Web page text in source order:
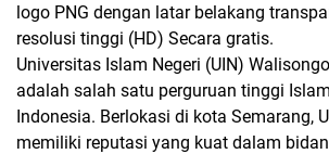
logo PNG dengan latar belakang
resolusi tinggi (HD) Secara gratis.
Universitas Islam Negeri (UIN)
adalah salah satu perguruan tinggi
Indonesia. Berlokasi di kota Semarang,
memiliki reputasi yang kuat dalam